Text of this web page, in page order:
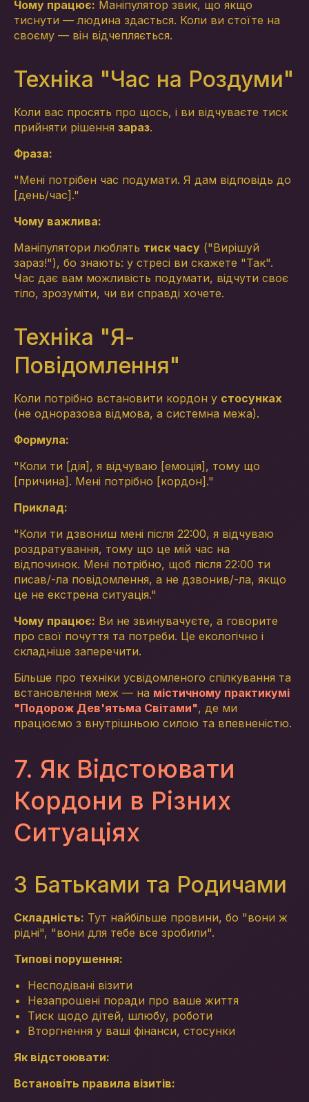
Чому працює: Маніпулятор звик, що якщо
тиснути — людина здасться. Коли ви стоїте на
своєму — він відчепляється.
Техніка "Час на Роздуми"
Коли вас просять про щось, і ви відчуваєте тиск
прийняти рішення зараз.
Фраза:
"Мені потрібен час подумати. Я дам відповідь до
[день/час]."
Чому важлива:
Маніпулятори люблять тиск часу ("Вирішуй
зараз!"), бо знають: у стресі ви скажете "Так".
Час дає вам можливість подумати, відчути своє
тіло, зрозуміти, чи ви справді хочете.
Техніка "Я-
Повідомлення"
Коли потрібно встановити кордон у стосунках
(не одноразова відмова, а системна межа).
Формула:
"Коли ти [дія], я відчуваю [емоція], тому що
[причина]. Мені потрібно [кордон]."
Приклад:
"Коли ти дзвониш мені після 22:00, я відчуваю
роздратування, тому що це мій час на
відпочинок. Мені потрібно, щоб після 22:00 ти
писав/-ла повідомлення, а не дзвонив/-ла, якщо
це не екстрена ситуація."
Чому працює: Ви не звинувачуєте, а говорите
про свої почуття та потреби. Це екологічно і
складніше заперечити.
Більше про техніки усвідомленого спілкування та
встановлення меж — на містичному практикумі
"Подорож Дев'ятьма Світами", де ми
працюємо з внутрішньою силою та впевненістю.
7. Як Відстоювати
Кордони в Різних
Ситуаціях
З Батьками та Родичами
Складність: Тут найбільше провини, бо "вони ж
рідні", "вони для тебе все зробили".
Типові порушення:
Несподівані візити
Незапрошені поради про ваше життя
Тиск щодо дітей, шлюбу, роботи
Вторгнення у ваші фінанси, стосунки
Як відстоювати:
Встановіть правила візитів: